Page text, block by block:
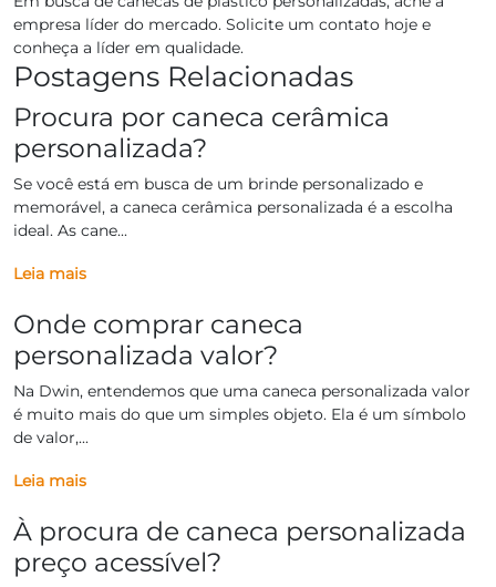
empresa líder do mercado. Solicite um contato hoje e
conheça a líder em qualidade.
Postagens Relacionadas
Procura por caneca cerâmica
personalizada?
Se você está em busca de um brinde personalizado e
memorável, a caneca cerâmica personalizada é a escolha
ideal. As cane...
Leia mais
Onde comprar caneca
personalizada valor?
Na Dwin, entendemos que uma caneca personalizada valor
é muito mais do que um simples objeto. Ela é um símbolo
de valor,...
Leia mais
À procura de caneca personalizada
preço acessível?